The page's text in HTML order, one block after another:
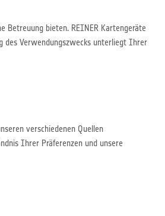
Betreuung bieten. REINER Kartengeräte
des Verwendungszwecks unterliegt Ihrer
verschiedenen Quellen
Ihrer Präferenzen und unsere